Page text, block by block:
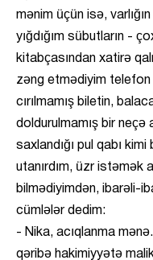
mənim üçün isə,
yığdığım sübutların -
kitabçasından xatirə
zəng etmədiyim telefon
cırılmamış biletin,
doldurulmamış bir
saxlandığı pul qabı kimi
utanırdım, üzr istəmək
bilmədiyimdən, ibarəli-
cümlələr dedim:
- Nika, acıqlanma
qəribə hakimiyyətə